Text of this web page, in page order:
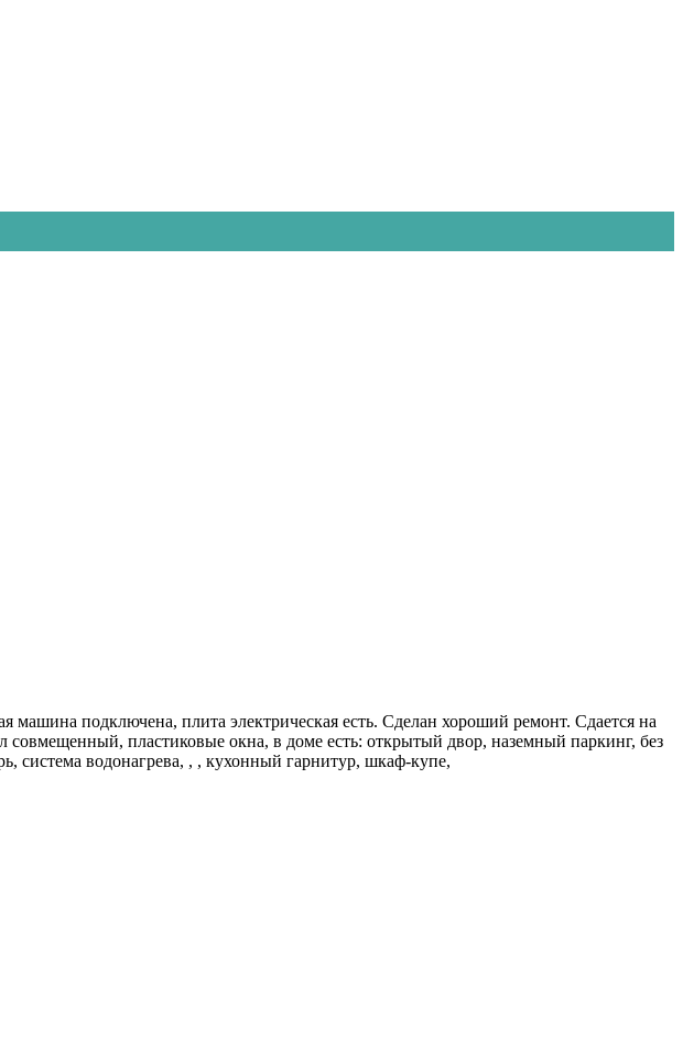
подключена, плита электрическая есть. Сделан хороший ремонт. Сдается на
пластиковые окна, в доме есть: открытый двор, наземный паркинг, без
система водонагрева, , , кухонный гарнитур, шкаф-купе,